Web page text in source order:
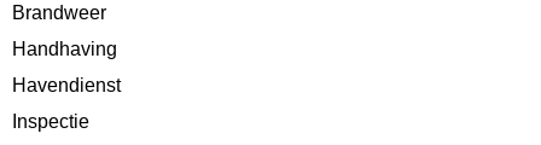
Brandweer
Handhaving
Havendienst
Inspectie